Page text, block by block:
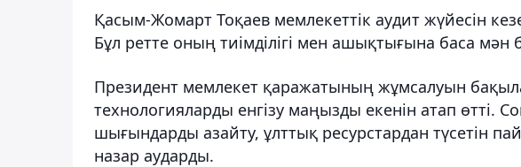
Қасым-Жомарт Тоқаев мемлекеттік аудит жүйесін
Бұл ретте оның тиімділігі мен ашықтығына баса мән
Президент мемлекет қаражатының жұмсалуын
технологияларды енгізу маңызды екенін атап өтті.
шығындарды азайту, ұлттық ресурстардан түсетін
назар аударды.